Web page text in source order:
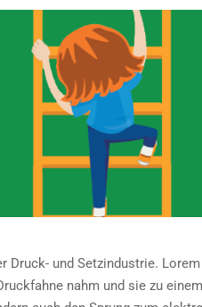
Druck- und Setzindustrie.
nahm und sie zu